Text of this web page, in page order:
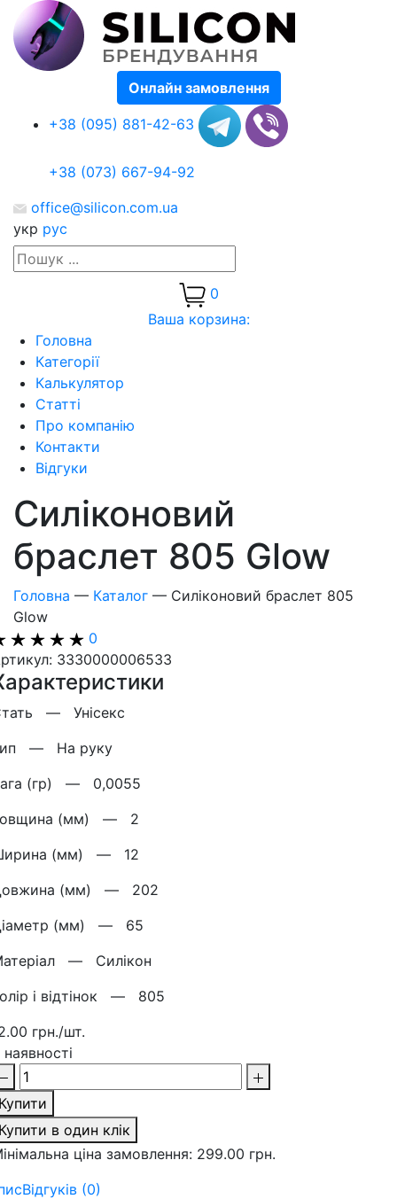
Онлайн замовлення
+38 (095) 881-42-63
+38 (073) 667-94-92
office@silicon.com.ua
укр рус
0
Ваша корзина:
Головна
Категорії
Калькулятор
Статті
Про компанію
Контакти
Відгуки
Силіконовий
браслет 805 Glow
Головна — Каталог — Силіконовий браслет 805
Glow
0
3330000006533
— Унісекс
— На руку
(гр) — 0,0055
(мм) — 2
(мм) — 12
(мм) — 202
(мм) — 65
— Силікон
і відтінок — 805
грн./шт.
в один клік
ціна замовлення: 299.00 грн.
Відгуків (0)